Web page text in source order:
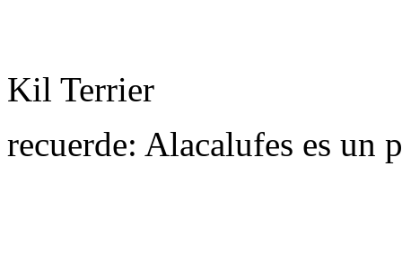
Kil Terrier
recuerde: Alacalufes es un